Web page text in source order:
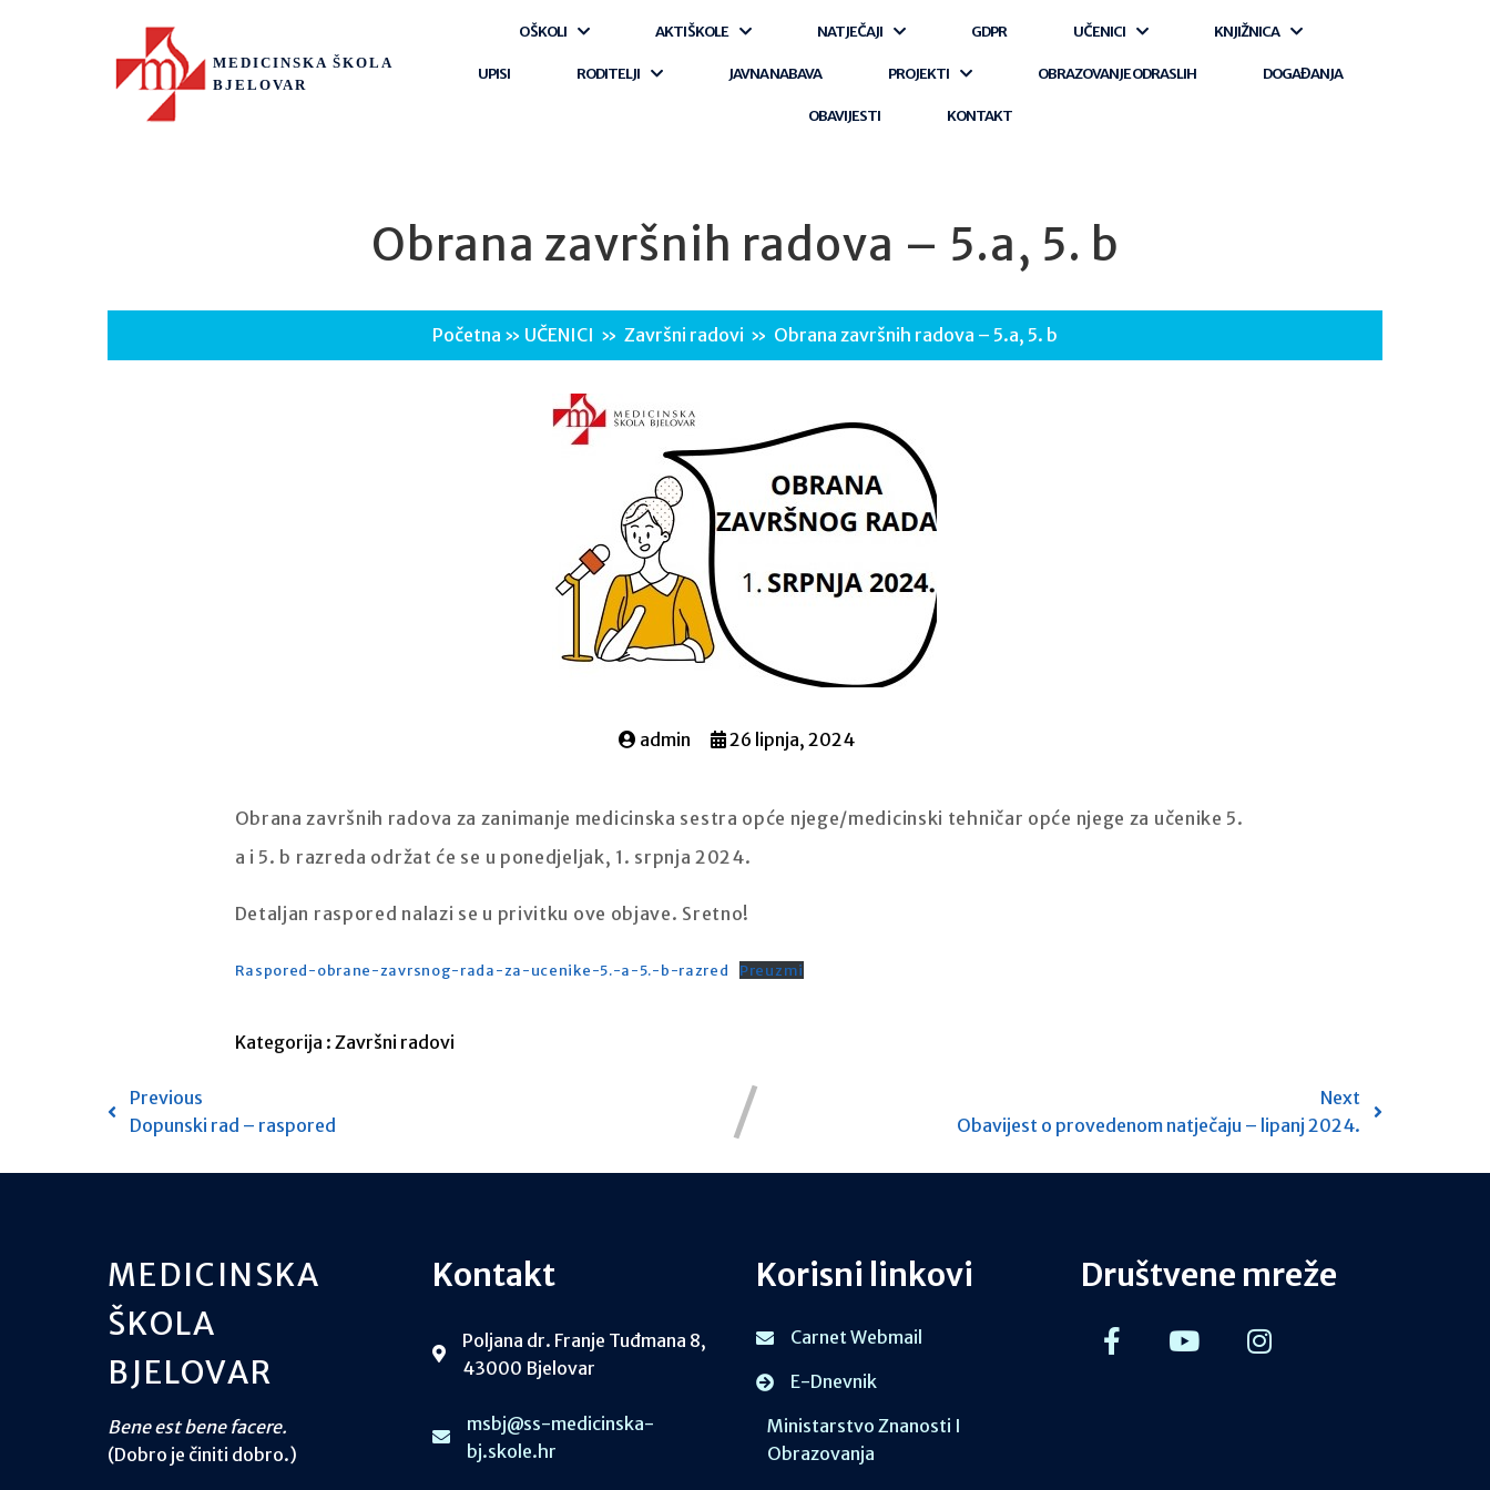
MEDICINSKA ŠKOLA
BJELOVAR
O ŠKOLI AKTI ŠKOLE NATJEČAJI GDPR UČENICI KNJIŽNICA
UPISI RODITELJI JAVNA NABAVA PROJEKTI OBRAZOVANJE ODRASLIH DOGAĐANJA
OBAVIJESTI KONTAKT
Obrana završnih radova – 5.a, 5. b
Početna » UČENICI » Završni radovi » Obrana završnih radova – 5.a, 5. b
admin 26 lipnja, 2024
Obrana završnih radova za zanimanje medicinska sestra opće njege/medicinski tehničar opće njege za učenike 5.
a i 5. b razreda održat će se u ponedjeljak, 1. srpnja 2024.
Detaljan raspored nalazi se u privitku ove objave. Sretno!
Raspored-obrane-zavrsnog-rada-za-ucenike-5.-a-5.-b-razred Preuzmi
Kategorija : Završni radovi
Previous
Dopunski rad – raspored
Next
Obavijest o provedenom natječaju – lipanj 2024.
MEDICINSKA
ŠKOLA
BJELOVAR
Bene est bene facere.
(Dobro je činiti dobro.)
Kontakt
Poljana dr. Franje Tuđmana 8,
43000 Bjelovar
msbj@ss-medicinska-
bj.skole.hr
Korisni linkovi
Carnet Webmail
E-Dnevnik
Ministarstvo Znanosti I
Obrazovanja
Društvene mreže